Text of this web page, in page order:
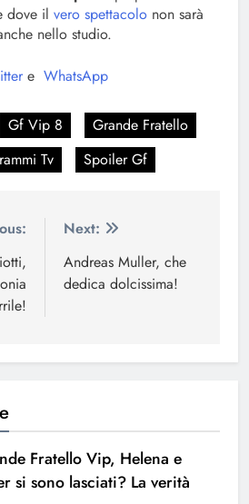
dove il vero spettacolo non sarà
nello studio.
e WhatsApp
Gf Vip 8
Grande Fratello
Tv Spoiler Gf
Next:
Andreas Muller, che
dedica dolcissima!
Fratello Vip, Helena e
si sono lasciati? La verità